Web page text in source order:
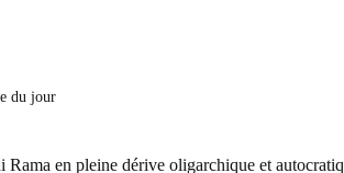
du jour
en pleine dérive oligarchique et